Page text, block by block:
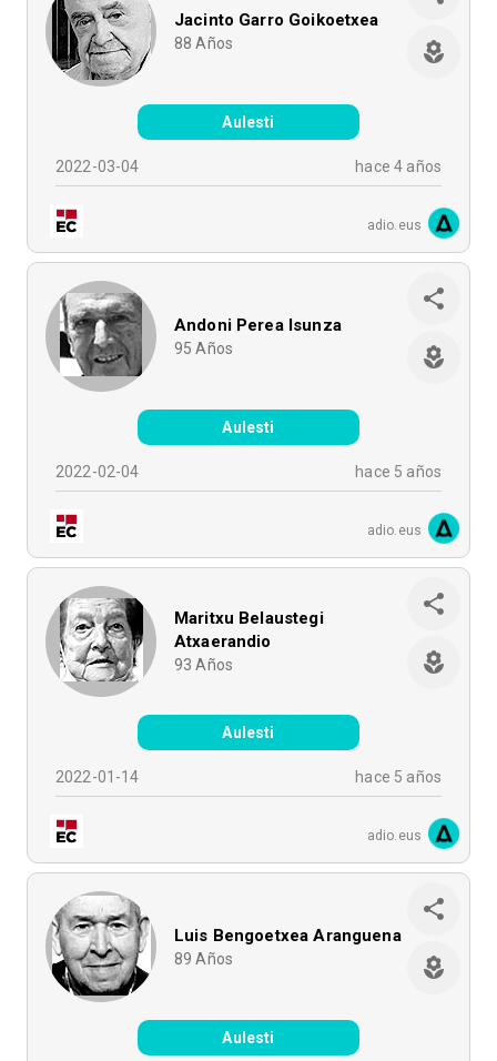
Jacinto Garro Goikoetxea
88 Años
Aulesti
2022-03-04 hace 4 años
adio.eus
Andoni Perea Isunza
95 Años
Aulesti
2022-02-04 hace 5 años
adio.eus
Maritxu Belaustegi
Atxaerandio
93 Años
Aulesti
2022-01-14 hace 5 años
adio.eus
Luis Bengoetxea Aranguena
89 Años
Aulesti